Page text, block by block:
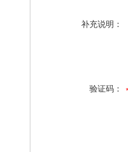
补充说明：
验证码：